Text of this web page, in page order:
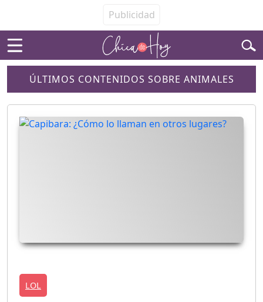
ÚLTIMOS CONTENIDOS SOBRE ANIMALES
LOL